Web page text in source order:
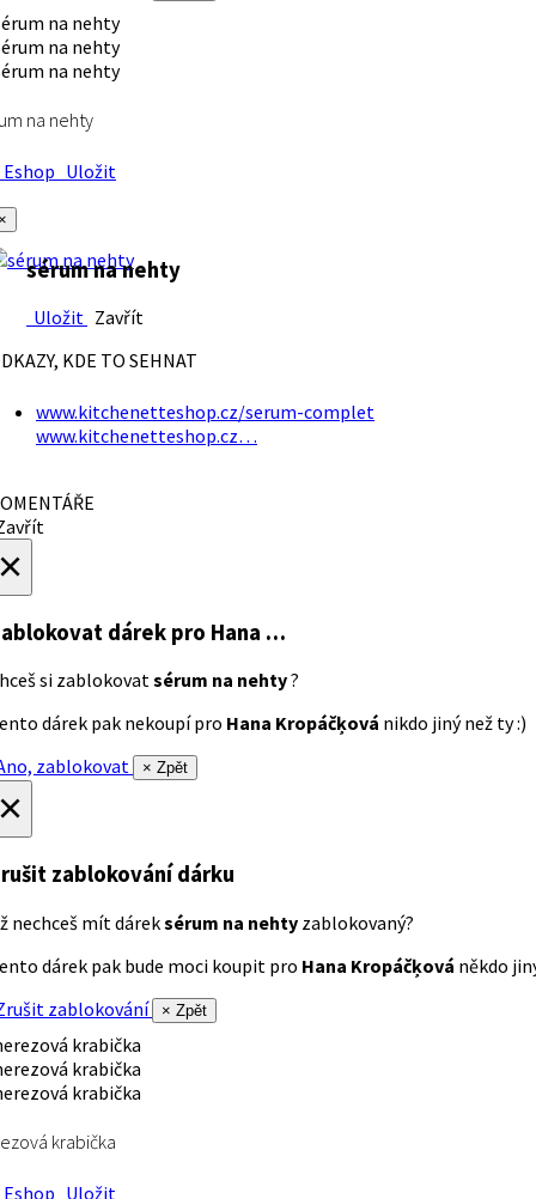
na nehty
Uložit
sérum na nehty
Uložit Zavřít
KDE TO SEHNAT
www.kitchenetteshop.cz/serum-complet
www.kitchenetteshop.cz…
dárek pro Hana …
si zablokovatsérum na nehty?
dárek pak nekoupí pro Hana Kropáčķová nikdo jiný než ty :)
zablokovat
× Zpět
zablokování dárku
nechceš mít dáreksérum na nehty zablokovaný?
dárek pak bude moci koupit pro Hana Kropáčķová někdo
zablokování
× Zpět
krabička
Uložit